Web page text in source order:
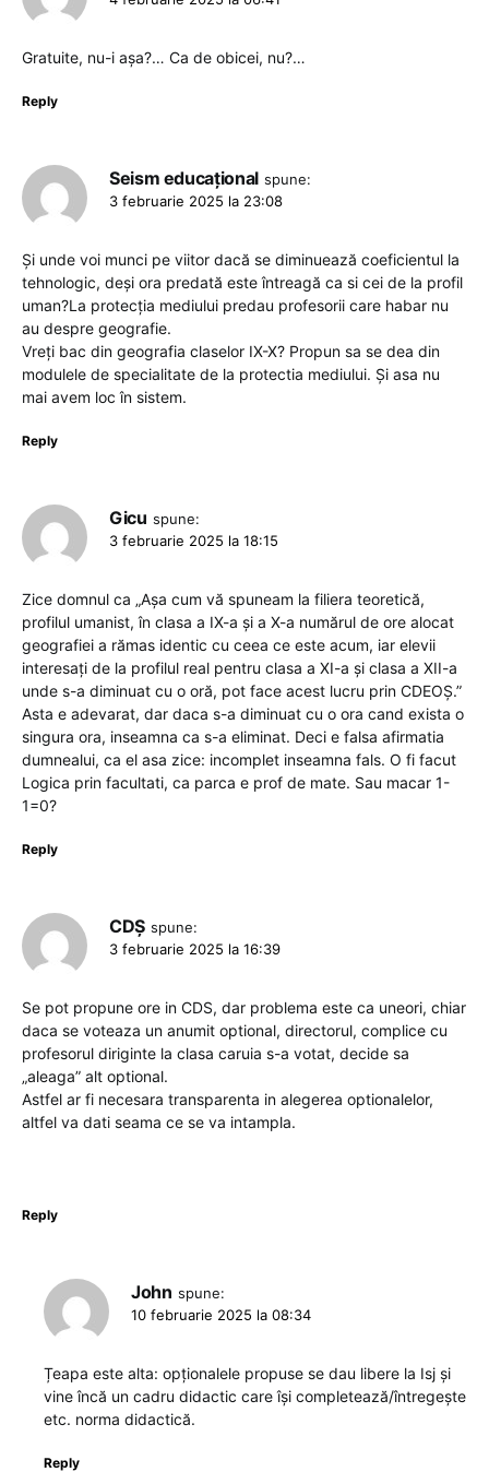
Gratuite, nu-i așa?… Ca de obicei, nu?…
Reply
Seism educațional spune:
3 februarie 2025 la 23:08
Și unde voi munci pe viitor dacă se diminuează coeficientul la
tehnologic, deși ora predată este întreagă ca si cei de la profil
uman?La protecția mediului predau profesorii care habar nu
au despre geografie.
Vreți bac din geografia claselor IX-X? Propun sa se dea din
modulele de specialitate de la protectia mediului. Și asa nu
mai avem loc în sistem.
Reply
Gicu spune:
3 februarie 2025 la 18:15
Zice domnul ca „Așa cum vă spuneam la filiera teoretică,
profilul umanist, în clasa a IX-a și a X-a numărul de ore alocat
geografiei a rămas identic cu ceea ce este acum, iar elevii
interesați de la profilul real pentru clasa a XI-a și clasa a XII-a
unde s-a diminuat cu o oră, pot face acest lucru prin CDEOȘ.”
Asta e adevarat, dar daca s-a diminuat cu o ora cand exista o
singura ora, inseamna ca s-a eliminat. Deci e falsa afirmatia
dumnealui, ca el asa zice: incomplet inseamna fals. O fi facut
Logica prin facultati, ca parca e prof de mate. Sau macar 1-
1=0?
Reply
CDȘ spune:
3 februarie 2025 la 16:39
Se pot propune ore in CDS, dar problema este ca uneori, chiar
daca se voteaza un anumit optional, directorul, complice cu
profesorul diriginte la clasa caruia s-a votat, decide sa
„aleaga” alt optional.
Astfel ar fi necesara transparenta in alegerea optionalelor,
altfel va dati seama ce se va intampla.
Reply
John spune:
10 februarie 2025 la 08:34
Țeapa este alta: opționalele propuse se dau libere la Isj și
vine încă un cadru didactic care își completează/întregește
etc. norma didactică.
Reply